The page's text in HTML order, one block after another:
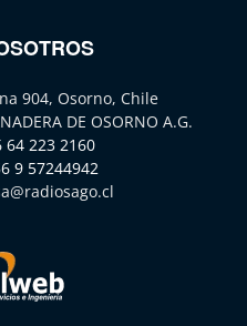
904, Osorno, Chile
DE OSORNO A.G.
64 223 2160
9 57244942